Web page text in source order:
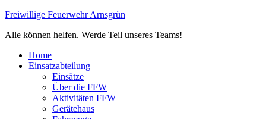
Freiwillige Feuerwehr Arnsgrün
Alle können helfen. Werde Teil unseres Teams!
Home
Einsatzabteilung
Einsätze
Über die FFW
Aktivitäten FFW
Gerätehaus